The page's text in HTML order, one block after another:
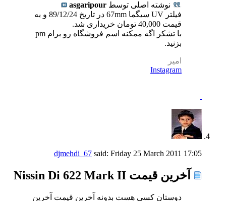
نوشته اصلی توسط asgaripour
فیلتر UV سیگما 67mm در تاریخ 89/12/24 و به
قیمت 40,000 تومان خریداری شد.
با تشکر اگه ممکنه اسم فروشگاه رو برام pm
بزنید.
امير
Instagram
djmehdi_67 said: Friday 25 March 2011 17:05
آخرین قیمت Nissin Di 622 Mark II
دوستان کسی هست بدونه آخرین قیمت آخرین